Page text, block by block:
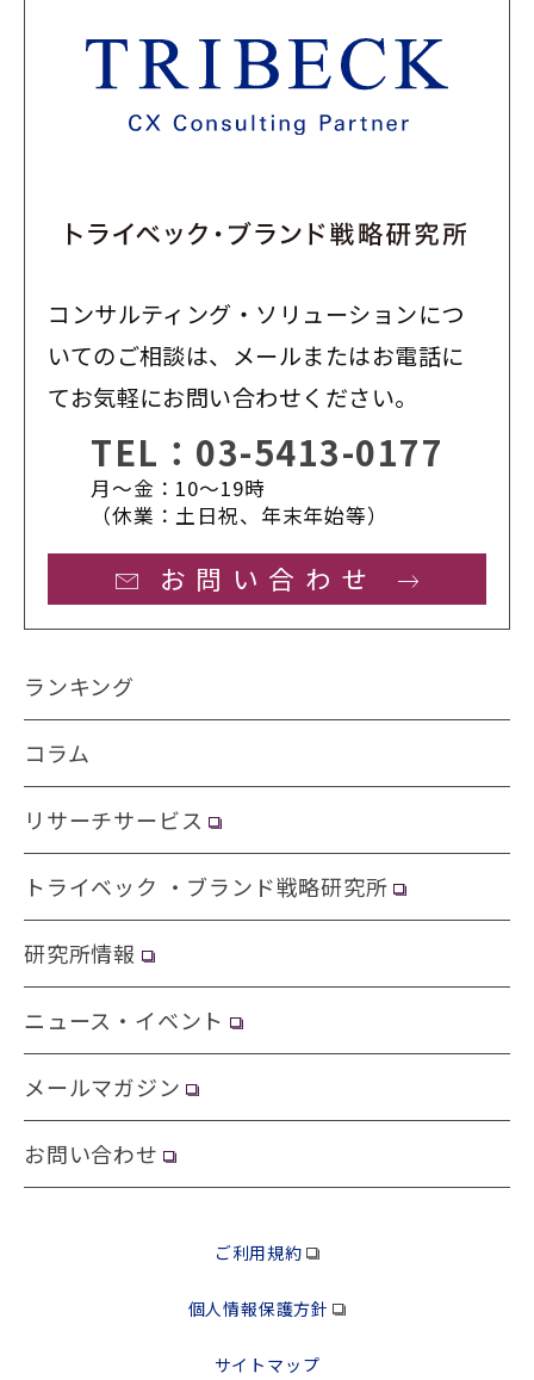
コンサルティング・ソリューションにつ
いてのご相談は、メールまたはお電話に
てお気軽にお問い合わせください。
TEL： 03-5413-0177
月〜金：10〜19時
（休業：土日祝、年末年始等）
お問い合わせ
ランキング
コラム
リサーチサービス
トライベック ・ブランド戦略研究所
研究所情報
ニュース・イベント
メールマガジン
お問い合わせ
ご利用規約
個人情報保護方針
サイトマップ